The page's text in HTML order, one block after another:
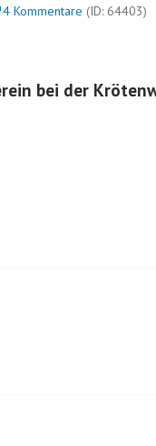
4 Kommentare (ID: 64403)
bei der